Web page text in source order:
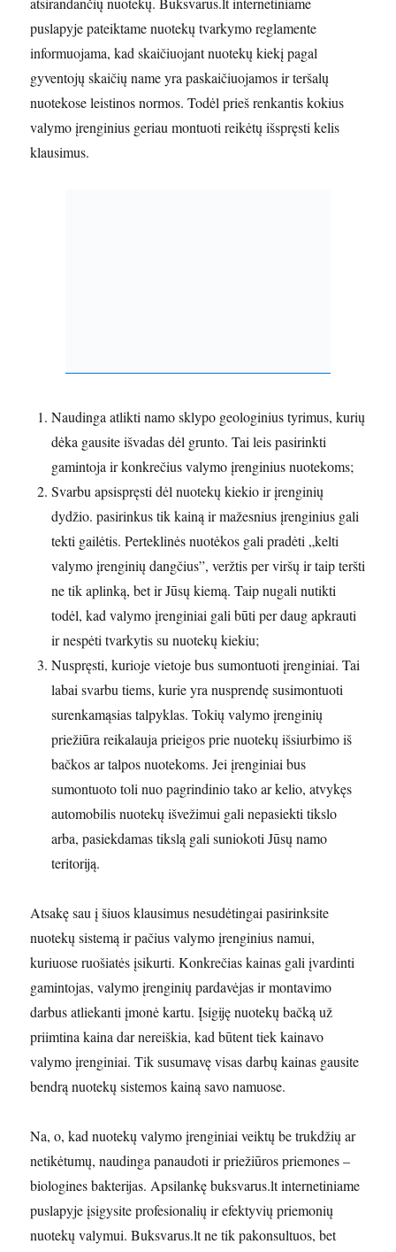
puslapyje pateiktame nuotekų tvarkymo reglamente
informuojama, kad skaičiuojant nuotekų kiekį pagal
gyventojų skaičių name yra paskaičiuojamos ir teršalų
nuotekose leistinos normos. Todėl prieš renkantis kokius
valymo įrenginius geriau montuoti reikėtų išspręsti kelis
klausimus.
Naudinga atlikti namo sklypo geologinius tyrimus, kurių
dėka gausite išvadas dėl grunto. Tai leis pasirinkti
gamintoja ir konkrečius valymo įrenginius nuotekoms;
Svarbu apsispręsti dėl nuotekų kiekio ir įrenginių
dydžio. pasirinkus tik kainą ir mažesnius įrenginius gali
tekti gailėtis. Perteklinės nuotėkos gali pradėti „kelti
valymo įrenginių dangčius”, veržtis per viršų ir taip teršti
ne tik aplinką, bet ir Jūsų kiemą. Taip nugali nutikti
todėl, kad valymo įrenginiai gali būti per daug apkrauti
ir nespėti tvarkytis su nuotekų kiekiu;
Nuspręsti, kurioje vietoje bus sumontuoti įrenginiai. Tai
labai svarbu tiems, kurie yra nusprendę susimontuoti
surenkamąsias talpyklas. Tokių valymo įrenginių
priežiūra reikalauja prieigos prie nuotekų išsiurbimo iš
bačkos ar talpos nuotekoms. Jei įrenginiai bus
sumontuoto toli nuo pagrindinio tako ar kelio, atvykęs
automobilis nuotekų išvežimui gali nepasiekti tikslo
arba, pasiekdamas tikslą gali suniokoti Jūsų namo
teritoriją.
Atsakę sau į šiuos klausimus nesudėtingai pasirinksite
nuotekų sistemą ir pačius valymo įrenginius namui,
kuriuose ruošiatės įsikurti. Konkrečias kainas gali įvardinti
gamintojas, valymo įrenginių pardavėjas ir montavimo
darbus atliekanti įmonė kartu. Įsigiję nuotekų bačką už
priimtina kaina dar nereiškia, kad būtent tiek kainavo
valymo įrenginiai. Tik susumavę visas darbų kainas gausite
bendrą nuotekų sistemos kainą savo namuose.
Na, o, kad nuotekų valymo įrenginiai veiktų be trukdžių ar
netikėtumų, naudinga panaudoti ir priežiūros priemones –
biologines bakterijas. Apsilankę buksvarus.lt internetiniame
puslapyje įsigysite profesionalių ir efektyvių priemonių
nuotekų valymui. Buksvarus.lt ne tik pakonsultuos, bet